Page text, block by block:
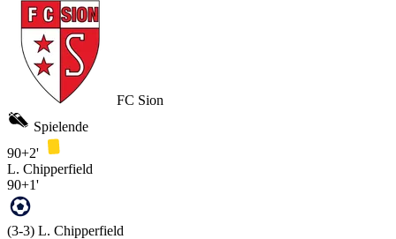
FC Sion
Spielende
90+2'
L. Chipperfield
90+1'
(3-3) L. Chipperfield